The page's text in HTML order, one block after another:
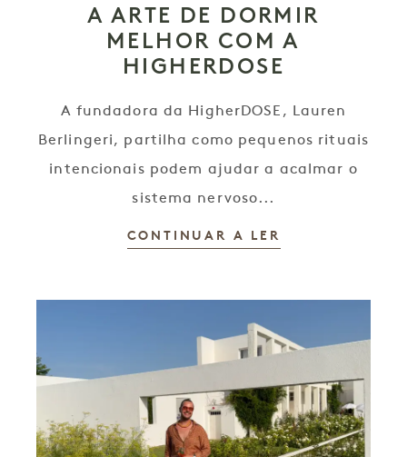
A ARTE DE DORMIR
MELHOR COM A
HIGHERDOSE
A fundadora da HigherDOSE, Lauren
Berlingeri, partilha como pequenos rituais
intencionais podem ajudar a acalmar o
sistema nervoso...
CONTINUAR A LER